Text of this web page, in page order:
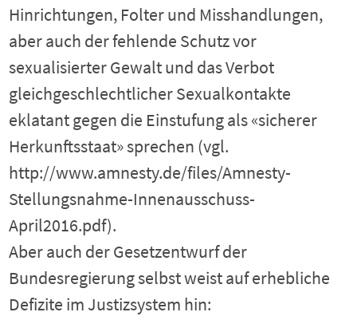
Hinrichtungen, Folter und Misshandlungen,
aber auch der fehlende Schutz vor
sexualisierter Gewalt und das Verbot
gleichgeschlechtlicher Sexualkontakte
eklatant gegen die Einstufung als «sicherer
Herkunftsstaat» sprechen (vgl.
http://www.amnesty.de/files/Amnesty-
Stellungsnahme-Innenausschuss-
April2016.pdf).
Aber auch der Gesetzentwurf der
Bundesregierung selbst weist auf erhebliche
Defizite im Justizsystem hin: